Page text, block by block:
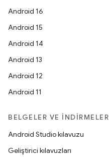
Android 16
Android 15
Android 14
Android 13
Android 12
Android 11
BELGELER VE İNDIRMELER
Android Studio kılavuzu
Geliştirici kılavuzları